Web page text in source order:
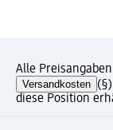
Alle
Versandkosten
diese Position